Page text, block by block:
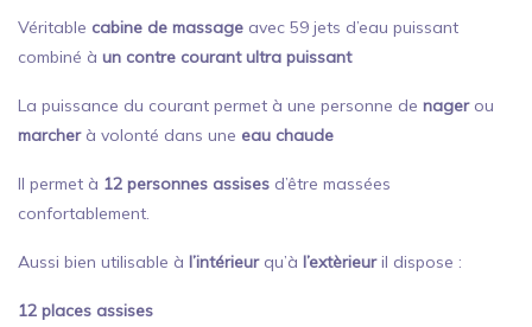
Véritable cabine de massage avec 59 jets d’eau puissant
combiné à un contre courant ultra puissant
La puissance du courant permet à une personne de nagerou
marcherà volonté dans une eau chaude
Il permet à 12 personnes assises d’être massées
confortablement.
Aussi bien utilisable à l’intérieurqu’à l’extèrieuril dispose :
12 places assises